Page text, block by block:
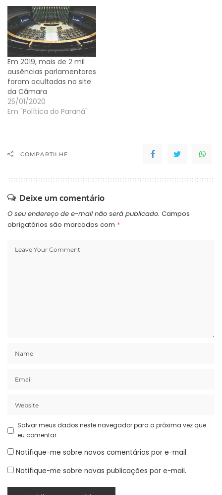
Em 2019, mais de 2 mil
ausências parlamentares
foram ocultadas no site
da Câmara
25/01/2020
Em "Política do Paraná"
COMPARTILHE
Deixe um comentário
O seu endereço de e-mail não será publicado. Campos
obrigatórios são marcados com *
Salvar meus dados neste navegador para a próxima vez que
eu comentar.
Notifique-me sobre novos comentários por e-mail.
Notifique-me sobre novas publicações por e-mail.